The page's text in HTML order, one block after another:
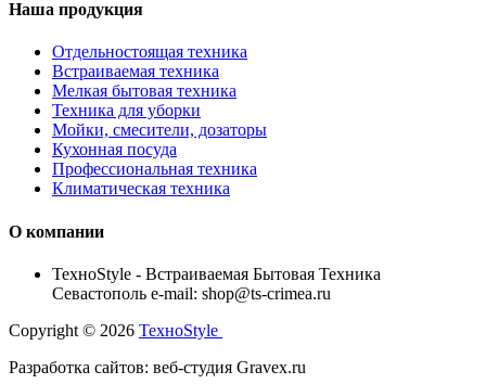
Наша продукция
Отдельностоящая техника
Встраиваемая техника
Мелкая бытовая техника
Техника для уборки
Мойки, смесители, дозаторы
Кухонная посуда
Профессиональная техника
Климатическая техника
О компании
TexноStyle - Встраиваемая Бытовая Техника
Севастополь e-mail: shop@ts-crimea.ru
Copyright © 2026 TexноStyle
Разработка сайтов: веб-студия Gravex.ru